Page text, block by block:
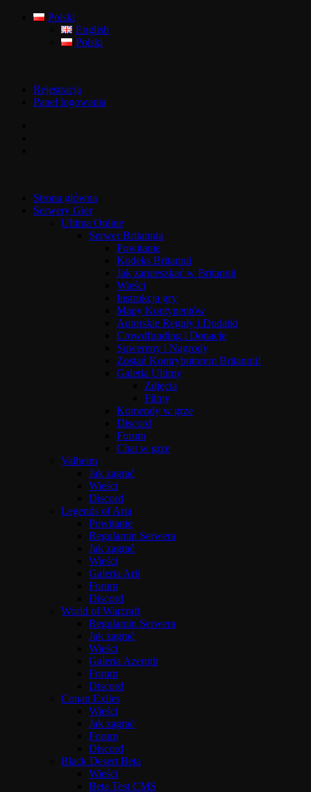
Polski
English
Polski
Rejestracja
Panel logowania
Strona główna
Serwery Gier
Ultima Online
Serwer Britannia
Powitanie
Kodeks Britannii
Jak zamieszkać w Britannii
Wieści
Instrukcja gry
Mapy Kontynentów
Autorskie Reguły i Dodatki
Crowdfunding i Donacje
Suwereny i Nagrody
Zostań Kontrybutorem Britannii!
Galeria Ultimy
Zdjęcia
Filmy
Komendy w grze
Discord
Forum
Chat w grze
Valheim
Jak zagrać
Wieści
Discord
Legends of Aria
Powitanie
Regulamin Serwera
Jak zagrać
Wieści
Galeria Arii
Forum
Discord
World of Warcraft
Regulamin Serwera
Jak zagrać
Wieści
Galeria Azeroth
Forum
Discord
Conan Exiles
Wieści
Jak zagrać
Forum
Discord
Black Desert Beta
Wieści
Beta Test CMS